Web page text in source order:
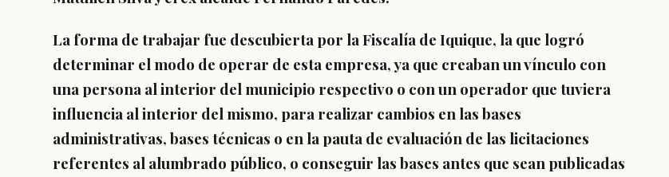
La forma de trabajar fue descubierta por la Fiscalía de Iquique, la que logró
determinar el modo de operar de esta empresa, ya que creaban un vínculo con
una persona al interior del municipio respectivo o con un operador que tuviera
influencia al interior del mismo, para realizar cambios en las bases
administrativas, bases técnicas o en la pauta de evaluación de las licitaciones
referentes al alumbrado público, o conseguir las bases antes que sean publicadas